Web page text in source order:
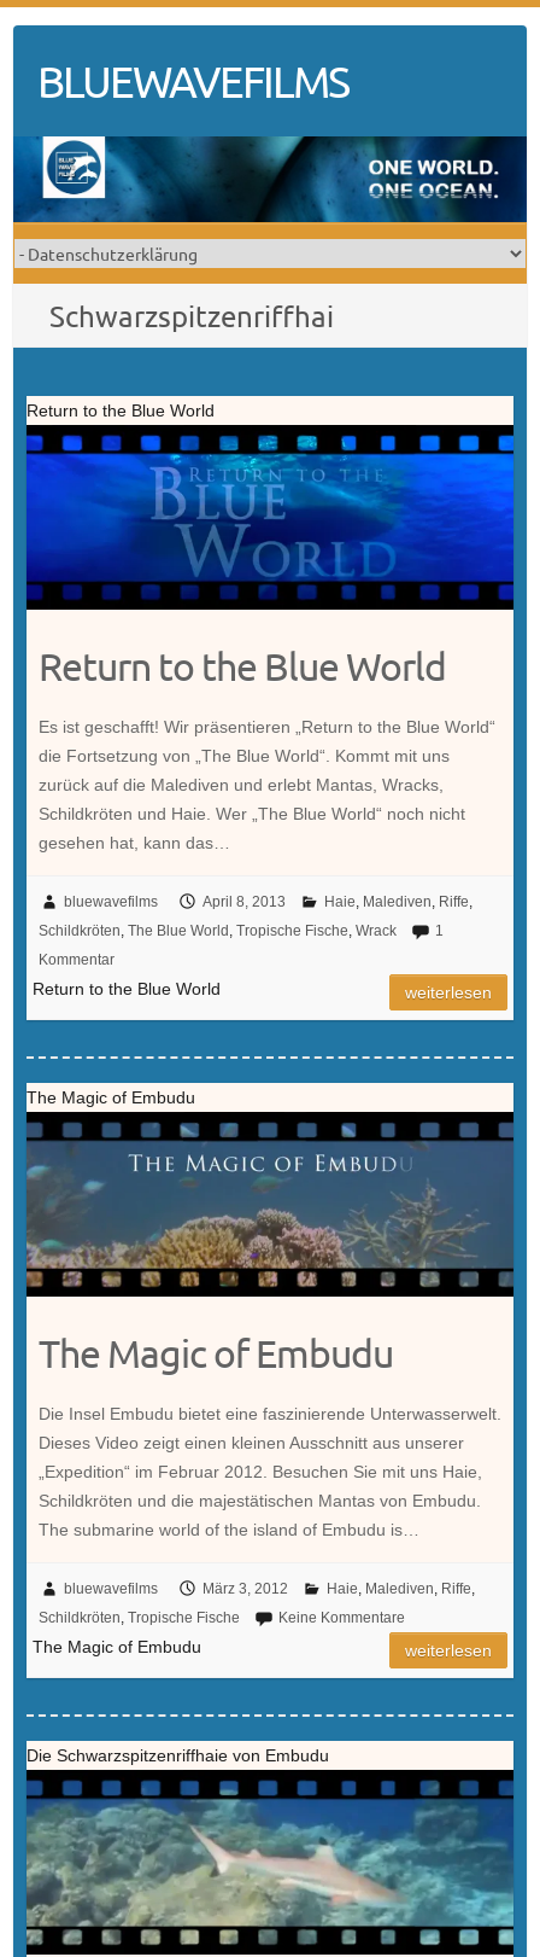
contentBLUEWAVEFILMS
Schwarzspitzenriffhai
Return to the Blue World
Return to the Blue World
Es ist geschafft! Wir präsentieren „Return to the Blue World“
die Fortsetzung von „The Blue World“. Kommt mit uns
zurück auf die Malediven und erlebt Mantas, Wracks,
Schildkröten und Haie. Wer „The Blue World“ noch nicht
gesehen hat, kann das…
bluewavefilms April 8, 2013 Haie, Malediven, Riffe,
Schildkröten, The Blue World , Tropische Fische, Wrack
1
Kommentar
Return to the Blue World weiterlesen
The Magic of Embudu
The Magic of Embudu
Die Insel Embudu bietet eine faszinierende Unterwasserwelt.
Dieses Video zeigt einen kleinen Ausschnitt aus unserer
„Expedition“ im Februar 2012. Besuchen Sie mit uns Haie,
Schildkröten und die majestätischen Mantas von Embudu.
The submarine world of the island of Embudu is…
bluewavefilms März 3, 2012 Haie, Malediven, Riffe,
Schildkröten, Tropische Fische Keine Kommentare
The Magic of Embudu weiterlesen
Die Schwarzspitzenriffhaie von Embudu